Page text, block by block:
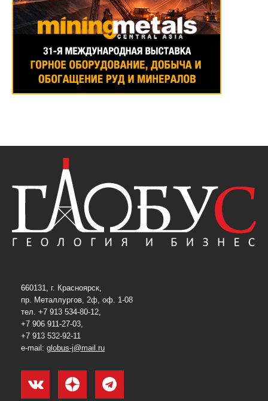
660131, г. Красноярск,
пр. Металлургов, 2ф, оф. 1-08
тел. +7 913 534-80-12,
+7 906 911-27-03,
+7 913 532-92-11
e-mail: globus-j@mail.ru